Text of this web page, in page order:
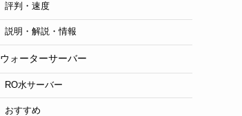
評判・速度
説明・解説・情報
ウォーターサーバー
RO水サーバー
おすすめ